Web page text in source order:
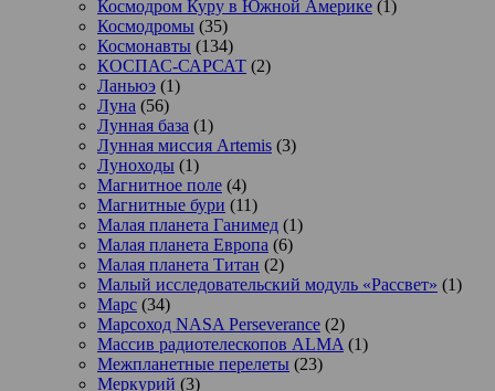
Космодром Куру в Южной Америке (1)
Космодромы (35)
Космонавты (134)
КОСПАС-САРСАТ (2)
Ланьюэ (1)
Луна (56)
Лунная база (1)
Лунная миссия Artemis (3)
Луноходы (1)
Магнитное поле (4)
Магнитные бури (11)
Малая планета Ганимед (1)
Малая планета Европа (6)
Малая планета Титан (2)
Малый исследовательский модуль «Рассвет» (1)
Марс (34)
Марсоход NASA Perseverance (2)
Массив радиотелескопов ALMA (1)
Межпланетные перелеты (23)
Меркурий (3)